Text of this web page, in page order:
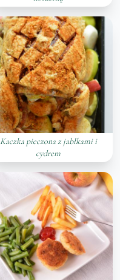
Kaczka pieczona z jabłkami i
cydrem